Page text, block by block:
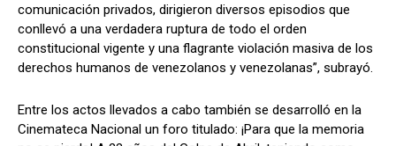
comunicación privados, dirigieron diversos episodios que
conllevó a una verdadera ruptura de todo el orden
constitucional vigente y una flagrante violación masiva de los
derechos humanos de venezolanos y venezolanas”, subrayó.
Entre los actos llevados a cabo también se desarrolló en la
Cinemateca Nacional un foro titulado: ¡Para que la memoria